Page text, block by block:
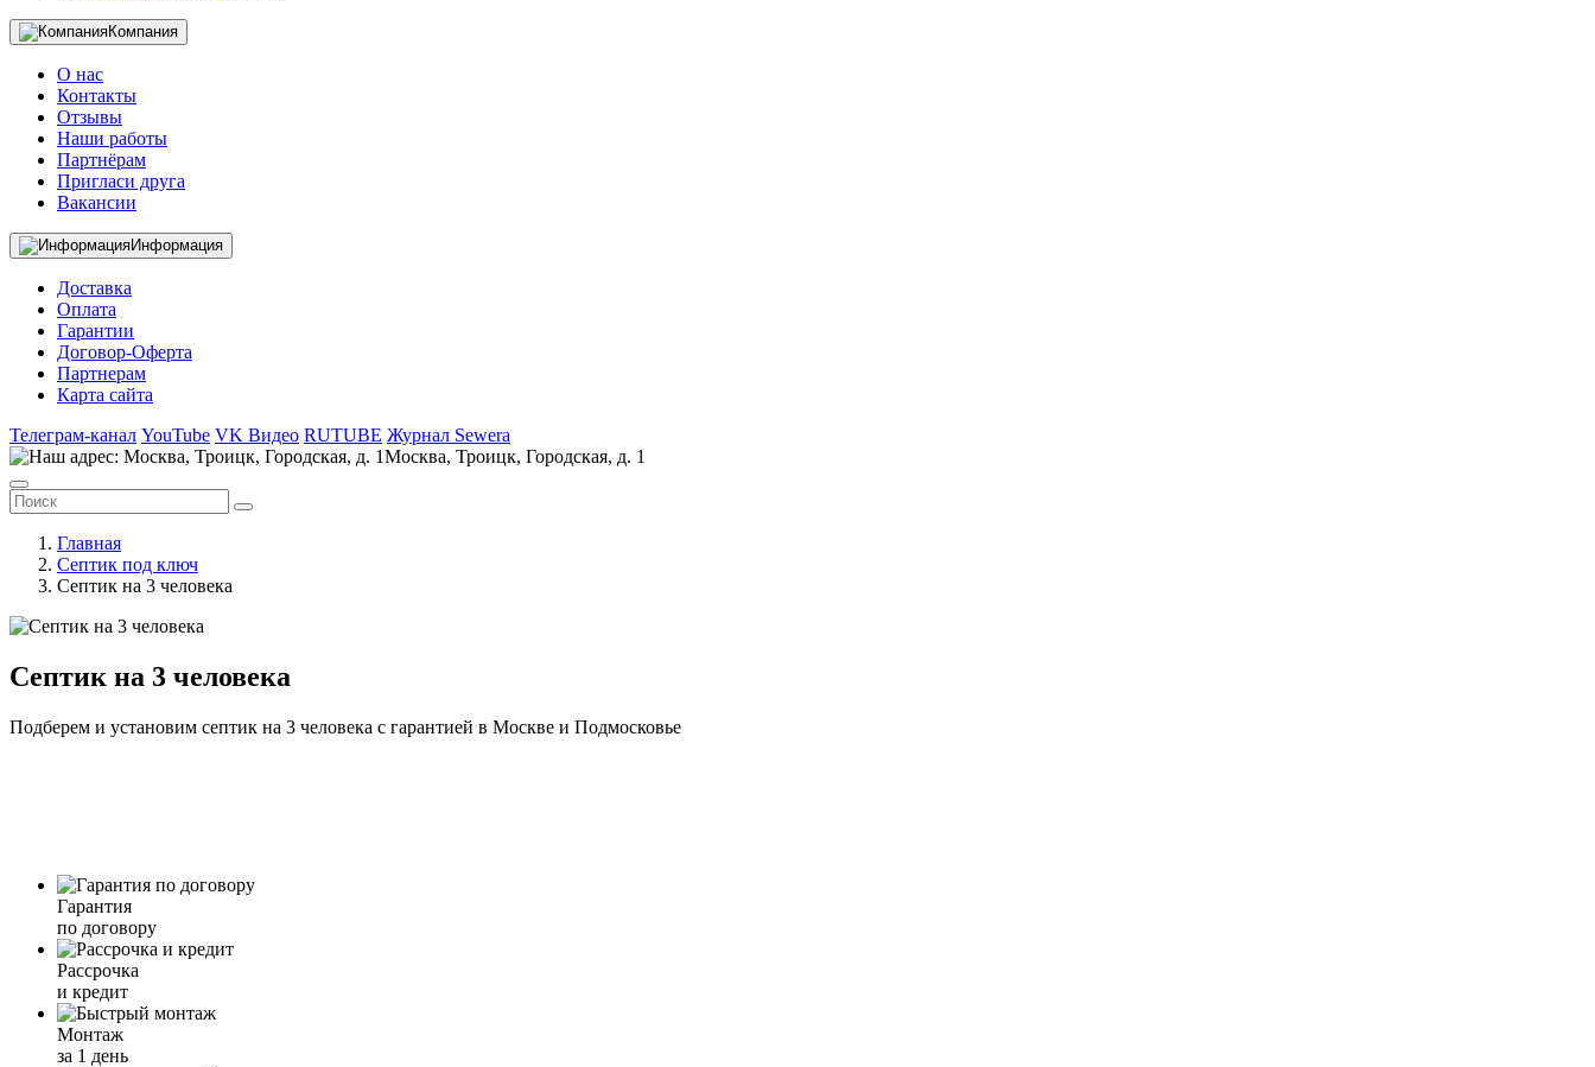
Компания
О нас
Контакты
Отзывы
Наши работы
Партнёрам
Пригласи друга
Вакансии
Информация
Доставка
Оплата
Гарантии
Договор-Оферта
Партнерам
Карта сайта
Телеграм-канал YouTube VK Видео RUTUBE Журнал Sewera
Москва, Троицк, Городская, д. 1
Главная
Септик под ключ
Септик на 3 человека
Септик на 3 человека
Подберем и установим септик на 3 человека с гарантией в Москве и Подмосковье
Гарантия
по договору
Рассрочка
и кредит
Монтаж
за 1 день